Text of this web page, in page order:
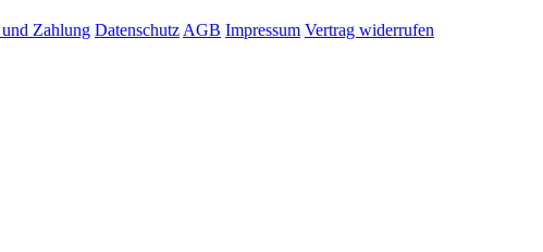
und Zahlung DatenschutzAGB Impressum Vertrag widerrufen